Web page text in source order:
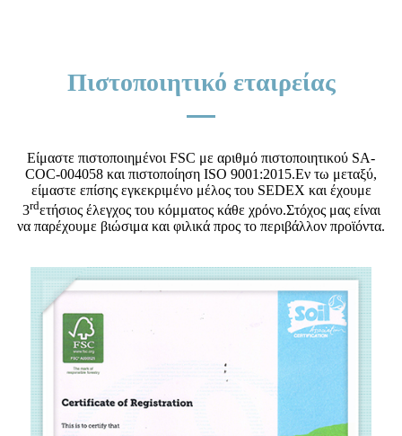
Πιστοποιητικό εταιρείας
Είμαστε πιστοποιημένοι FSC με αριθμό πιστοποιητικού SA-
COC-004058 και πιστοποίηση ISO 9001:2015.Εν τω μεταξύ,
είμαστε επίσης εγκεκριμένο μέλος του SEDEX και έχουμε
3rdετήσιος έλεγχος του κόμματος κάθε χρόνο.Στόχος μας είναι
να παρέχουμε βιώσιμα και φιλικά προς το περιβάλλον προϊόντα.